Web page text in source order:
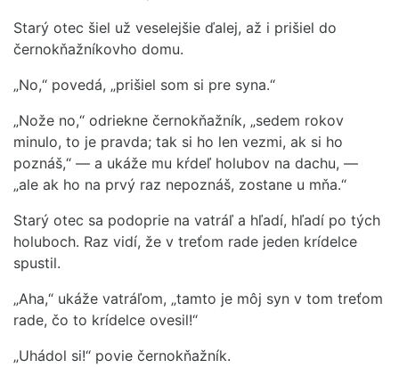
Starý otec šiel už veselejšie ďalej, až i prišiel do
černokňažníkovho domu.
„No,“ povedá, „prišiel som si pre syna.“
„Nože no,“ odriekne černokňažník, „sedem rokov
minulo, to je pravda; tak si ho len vezmi, ak si ho
poznáš,“ — a ukáže mu kŕdeľ holubov na dachu, —
„ale ak ho na prvý raz nepoznáš, zostane u mňa.“
Starý otec sa podoprie na vatráľ a hľadí, hľadí po tých
holuboch. Raz vidí, že v treťom rade jeden krídelce
spustil.
„Aha,“ ukáže vatráľom, „tamto je môj syn v tom treťom
rade, čo to krídelce ovesil!“
„Uhádol si!“ povie černokňažník.